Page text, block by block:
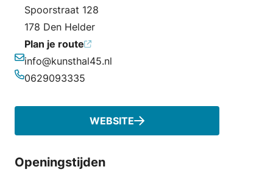
Spoorstraat 128
178 Den Helder
Plan je route
E-mailadres
info@kunsthal45.nl
0629093335
WEBSITE
Openingstijden